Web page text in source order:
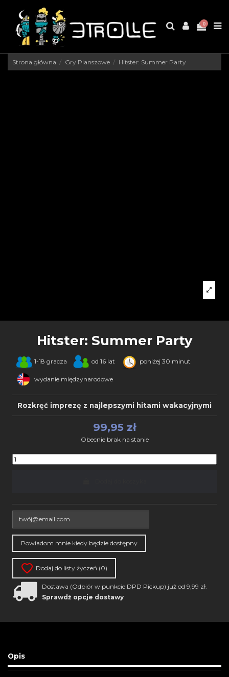
0
Strona główna Gry Planszowe Hitster: Summer Party
Hitster: Summer Party
1-18 gracza od 16 lat poniżej 30 minut
wydanie międzynarodowe
Rozkręć imprezę z najlepszymi hitami wakacyjnymi
99,95 zł
Obecnie brak na stanie
Dodaj do listy życzeń (0)
Dostawa (Odbiór w punkcie DPD Pickup) już od 9,99 zł.
Sprawdź opcje dostawy
Opis